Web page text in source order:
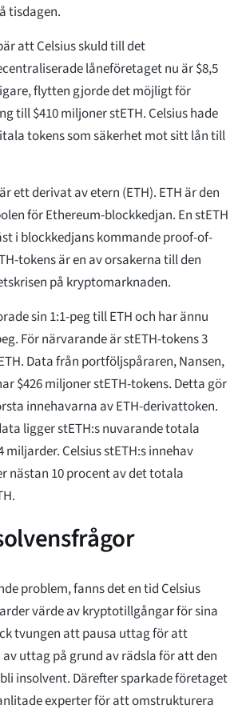
tisdagen.
att Celsius skuld till det
låneföretaget nu är $8,5
flytten gjorde det möjligt för
till $410 miljoner stETH. Celsius hade
tokens som säkerhet mot sitt lån till
ett derivat av etern (ETH). ETH är den
för Ethereum-blockkedjan. En stETH
i blockkedjans kommande proof-of-
tokens är en av orsakerna till den
på kryptomarknaden.
sin 1:1-peg till ETH och har ännu
För närvarande är stETH-tokens 3
Data från portföljspåraren, Nansen,
$426 miljoner stETH-tokens. Detta gör
innehavarna av ETH-derivattoken.
ligger stETH:s nuvarande totala
miljarder. Celsius stETH:s innehav
nästan 10 procent av det totala
problem, fanns det en tid Celsius
värde av kryptotillgångar för sina
tvungen att pausa uttag för att
uttag på grund av rädsla för att den
insolvent. Därefter sparkade företaget
experter för att omstrukturera